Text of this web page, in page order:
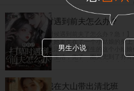
给自己扫墓时遇到前夫怎么办？
【给自己上坟的时候遇到前夫了怎么办？急！
她重开的机会，让她重生在了一个小姑娘的身
阳，奔向美好新生活，偏偏她重生的这个小姑
没学历，她为了讨生活，兜了一圈又兜到了乔青
了怎么办？急！】 乔青阳是个坚定的唯物主义
像是庄梦死后换的新马甲，难道是老天爷看他死
回来了？
重生八零：我在大山带出清北班
男生小说